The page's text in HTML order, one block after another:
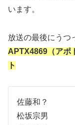
います。
放送の最後にうつ
APTX4869（アポ
ト
佐藤和？
松坂宗男